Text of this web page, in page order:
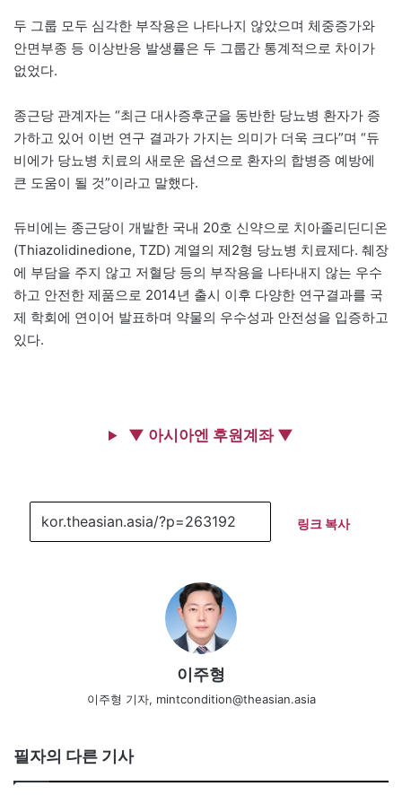
두 그룹 모두 심각한 부작용은 나타나지 않았으며 체중증가와
안면부종 등 이상반응 발생률은 두 그룹간 통계적으로 차이가
없었다.
종근당 관계자는 “최근 대사증후군을 동반한 당뇨병 환자가 증
가하고 있어 이번 연구 결과가 가지는 의미가 더욱 크다”며 “듀
비에가 당뇨병 치료의 새로운 옵션으로 환자의 합병증 예방에
큰 도움이 될 것”이라고 말했다.
듀비에는 종근당이 개발한 국내 20호 신약으로 치아졸리딘디온
(Thiazolidinedione, TZD) 계열의 제2형 당뇨병 치료제다. 췌장
에 부담을 주지 않고 저혈당 등의 부작용을 나타내지 않는 우수
하고 안전한 제품으로 2014년 출시 이후 다양한 연구결과를 국
제 학회에 연이어 발표하며 약물의 우수성과 안전성을 입증하고
있다.
▼ 아시아엔 후원계좌 ▼
링크 복사
이주형
이주형 기자, mintcondition@theasian.asia
필자의 다른 기사